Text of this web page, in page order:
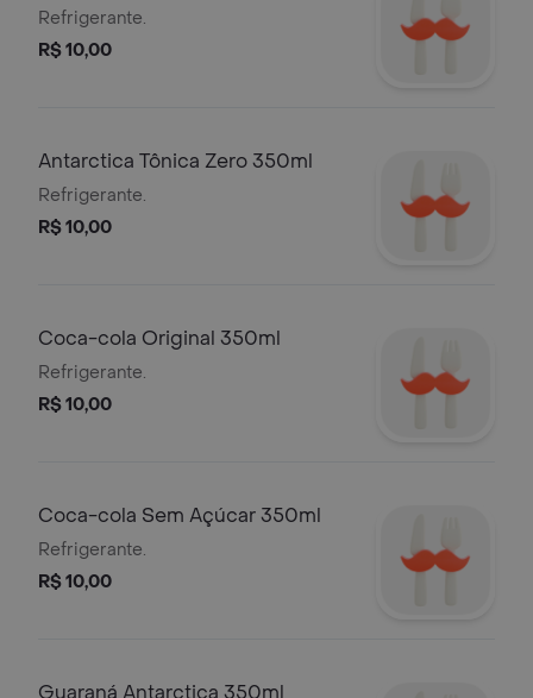
Refrigerante.
R$ 10,00
Antarctica Tônica Zero 350ml
Refrigerante.
R$ 10,00
Coca-cola Original 350ml
Refrigerante.
R$ 10,00
Coca-cola Sem Açúcar 350ml
Refrigerante.
R$ 10,00
Guaraná Antarctica 350ml